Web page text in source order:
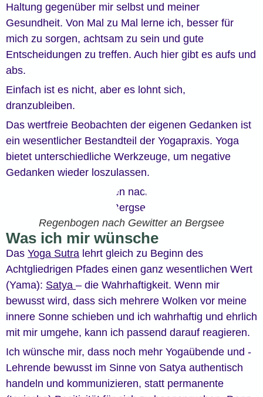
Haltung gegenüber mir selbst und meiner
Gesundheit. Von Mal zu Mal lerne ich, besser für
mich zu sorgen, achtsam zu sein und gute
Entscheidungen zu treffen. Auch hier gibt es aufs und
abs.
Einfach ist es nicht, aber es lohnt sich,
dranzubleiben.
Das wertfreie Beobachten der eigenen Gedanken ist
ein wesentlicher Bestandteil der Yogapraxis. Yoga
bietet unterschiedliche Werkzeuge, um negative
Gedanken wieder loszulassen.
Regenbogen nach Gewitter an Bergsee
Was ich mir wünsche
Das Yoga Sutra lehrt gleich zu Beginn des
Achtgliedrigen Pfades einen ganz wesentlichen Wert
(Yama): Satya – die Wahrhaftigkeit. Wenn mir
bewusst wird, dass sich mehrere Wolken vor meine
innere Sonne schieben und ich wahrhaftig und ehrlich
mit mir umgehe, kann ich passend darauf reagieren.
Ich wünsche mir, dass noch mehr Yogaübende und -
Lehrende bewusst im Sinne von Satya authentisch
handeln und kommunizieren, statt permanente